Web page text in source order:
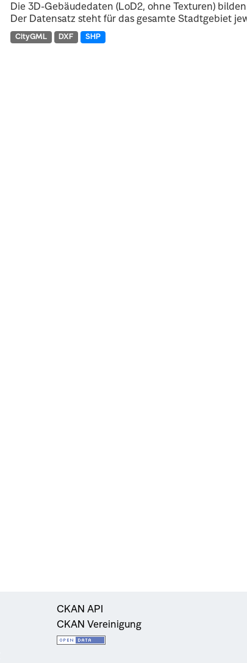
Die 3D-Gebäudedaten (LoD2, ohne Texturen)
Der Datensatz steht für das gesamte Stadtgebiet
CityGML DXF SHP
CKAN API
CKAN Vereinigung